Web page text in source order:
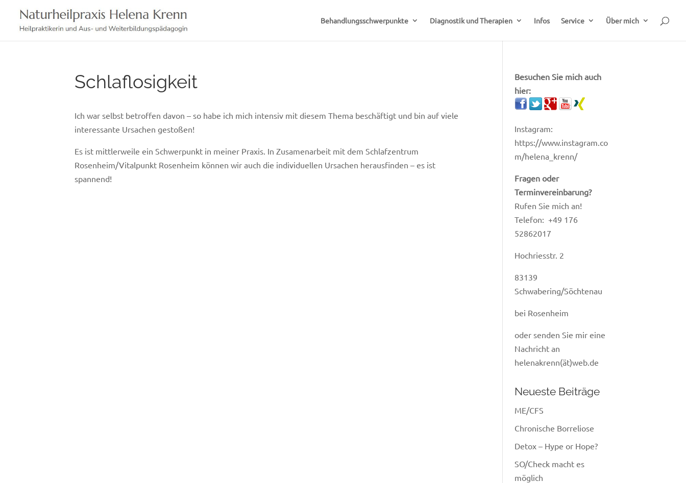
content
Behandlungsschwerpunkte Diagnostik und Therapien Infos Service Über mich
Schlaflosigkeit
Ich war selbst betroffen davon – so habe ich mich intensiv mit diesem Thema beschäftigt und bin auf viele
interessante Ursachen gestoßen!
Es ist mittlerweile ein Schwerpunkt in meiner Praxis. In Zusamenarbeit mit dem Schlafzentrum
Rosenheim/Vitalpunkt Rosenheim können wir auch die individuellen Ursachen herausfinden – es ist
spannend!
Besuchen Sie mich auch
hier:
Instagram:
https://www.instagram.co
m/helena_krenn/
Fragen oder
Terminvereinbarung?
Rufen Sie mich an!
Telefon: +49 176
52862017
Hochriesstr. 2
83139
Schwabering/Söchtenau
bei Rosenheim
oder senden Sie mir eine
Nachricht an
helenakrenn(ät)web.de
Neueste Beiträge
ME/CFS
Chronische Borreliose
Detox – Hype or Hope?
SO/Check macht es
möglich